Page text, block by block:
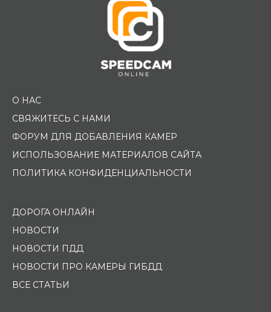
О НАС
СВЯЖИТЕСЬ С НАМИ
ФОРУМ ДЛЯ ДОБАВЛЕНИЯ КАМЕР
ИСПОЛЬЗОВАНИЕ МАТЕРИАЛОВ САЙТА
ПОЛИТИКА КОНФИДЕНЦИАЛЬНОСТИ
ДОРОГА ОНЛАЙН
НОВОСТИ
НОВОСТИ ПДД
НОВОСТИ ПРО КАМЕРЫ ГИБДД
ВСЕ СТАТЬИ